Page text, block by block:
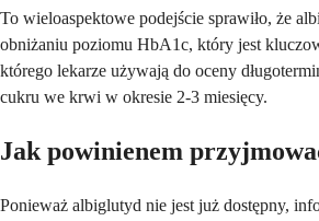
To wieloaspektowe podejście sprawiło, że
obniżaniu poziomu HbA1c, który jest
którego lekarze używają do oceny
cukru we krwi w okresie 2-3 miesięcy.
Jak powinienem
Ponieważ albiglutyd nie jest już dostępny,